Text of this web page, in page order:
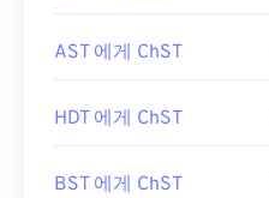
AST 에게 ChST
HDT 에게 ChST
BST 에게 ChST